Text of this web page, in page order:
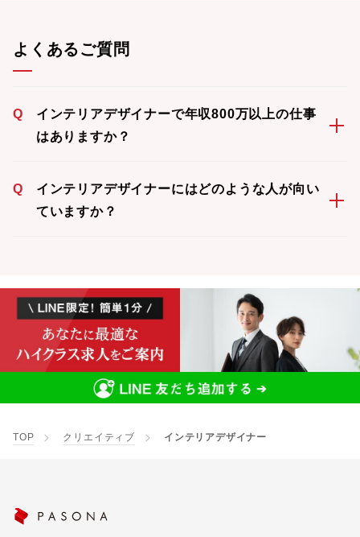
よくあるご質問
Q
インテリアデザイナーで年収800万以上の仕事
はありますか？
Q
インテリアデザイナーにはどのような人が向い
ていますか？
TOP クリエイティブ インテリアデザイナー